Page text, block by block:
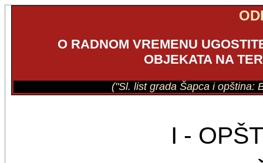
O RADNOM VREMENU
OBJEKATA NA
("Sl. list grada Šapca i opština:
I -